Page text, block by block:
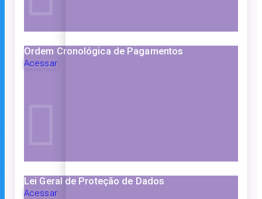
Ordem Cronológica de Pagamentos
Acessar
Lei Geral de Proteção de Dados
Acessar